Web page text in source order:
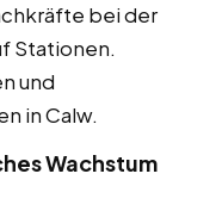
bei der
Stationen.
und
in Calw.
Wachstum